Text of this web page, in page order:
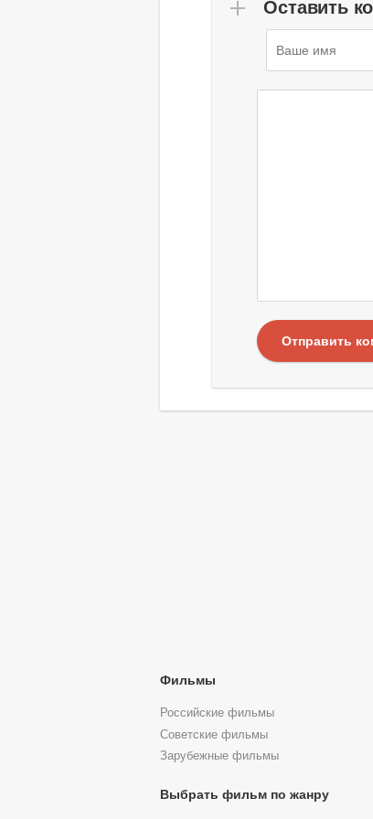
Оставить
Отправить
Фильмы
Российские фильмы
Советские фильмы
Зарубежные фильмы
Выбрать фильм по жанру